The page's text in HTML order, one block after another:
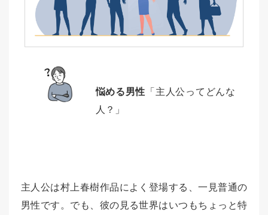
悩める男性 「主人公ってどんな
人？」
主人公は村上春樹作品によく登場する、一見普通の
男性です。でも、彼の見る世界はいつもちょっと特